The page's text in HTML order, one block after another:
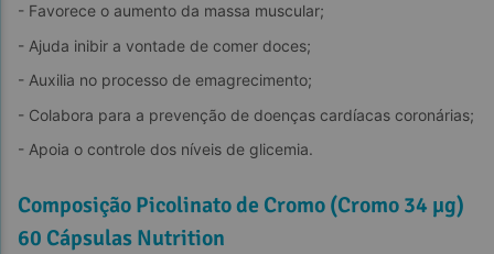
- Favorece o aumento da massa muscular;
- Ajuda inibir a vontade de comer doces;
- Auxilia no processo de emagrecimento;
- Colabora para a prevenção de doenças cardíacas coronárias;
- Apoia o controle dos níveis de glicemia.
Composição Picolinato de Cromo (Cromo 34 µg)
60 Cápsulas Nutrition